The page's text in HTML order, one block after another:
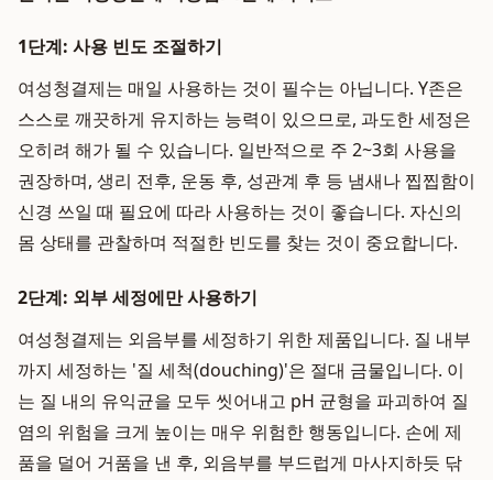
1단계: 사용 빈도 조절하기
여성청결제는 매일 사용하는 것이 필수는 아닙니다. Y존은
스스로 깨끗하게 유지하는 능력이 있으므로, 과도한 세정은
오히려 해가 될 수 있습니다. 일반적으로 주 2~3회 사용을
권장하며, 생리 전후, 운동 후, 성관계 후 등 냄새나 찝찝함이
신경 쓰일 때 필요에 따라 사용하는 것이 좋습니다. 자신의
몸 상태를 관찰하며 적절한 빈도를 찾는 것이 중요합니다.
2단계: 외부 세정에만 사용하기
여성청결제는 외음부를 세정하기 위한 제품입니다. 질 내부
까지 세정하는 '질 세척(douching)'은 절대 금물입니다. 이
는 질 내의 유익균을 모두 씻어내고 pH 균형을 파괴하여 질
염의 위험을 크게 높이는 매우 위험한 행동입니다. 손에 제
품을 덜어 거품을 낸 후, 외음부를 부드럽게 마사지하듯 닦